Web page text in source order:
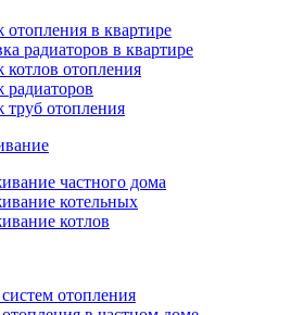
в квартире
радиаторов в квартире
отопления
отопления
частного дома
котельных
котлов
отопления